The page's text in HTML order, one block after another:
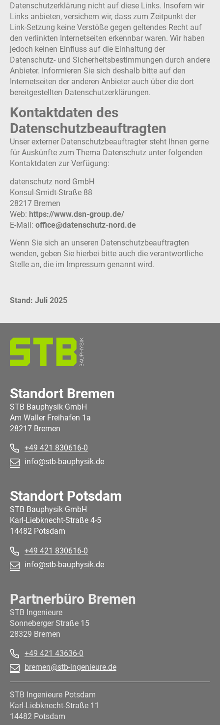
Datenschutzerklärung nicht auf diese Links. Insofern wir
Links anbieten, versichern wir, dass zum Zeitpunkt der
Link-Setzung keine Verstöße gegen geltendes Recht auf
den verlinkten Internetseiten erkennbar waren. Wir haben
jedoch keinen Einfluss auf die Einhaltung der
Datenschutz- und Sicherheitsbestimmungen durch andere
Anbieter. Informieren Sie sich deshalb bitte auf den
Internetseiten der anderen Anbieter auch über die dort
bereitgestellten Datenschutzerklärungen.
Kontaktdaten des
Datenschutzbeauftragten
Unser externer Datenschutzbeauftragter steht Ihnen gerne
für Auskünfte zum Thema Datenschutz unter folgenden
Kontaktdaten zur Verfügung:
datenschutz nord GmbH
Konsul-Smidt-Straße 88
28217 Bremen
Web: https://www.dsn-group.de/
E-Mail: office@datenschutz-nord.de
Wenn Sie sich an unseren Datenschutzbeauftragten
wenden, geben Sie hierbei bitte auch die verantwortliche
Stelle an, die im Impressum genannt wird.
Stand: Juli 2025
Standort Bremen
STB Bauphysik GmbH
Am Waller Freihafen 1a
28217 Bremen
+49 421 830616-0
info@stb-bauphysik.de
Standort Potsdam
STB Bauphysik GmbH
Karl-Liebknecht-Straße 4-5
14482 Potsdam
+49 421 830616-0
info@stb-bauphysik.de
Partnerbüro Bremen
STB Ingenieure
Sonneberger Straße 15
28329 Bremen
+49 421 43636-0
bremen@stb-ingenieure.de
STB Ingenieure Potsdam
Karl-Liebknecht-Straße 11
14482 Potsdam